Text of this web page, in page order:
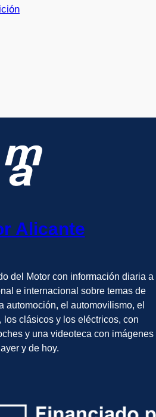
Alicante
del Motor con información diaria a
e internacional sobre temas de
automoción, el automovilismo, el
los clásicos y los eléctricos, con
y una videoteca con imágenes
y de hoy.